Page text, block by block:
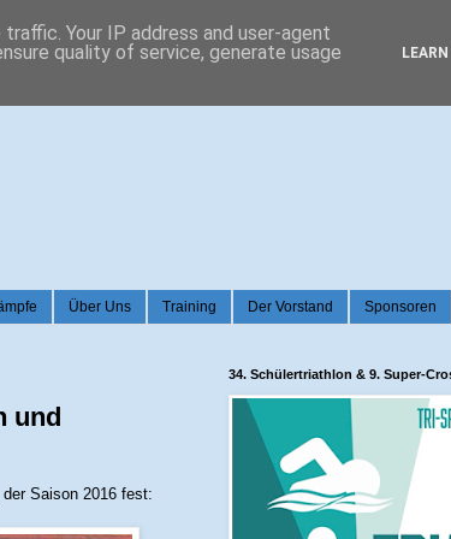
Über Uns Training Der Vorstand Sponsoren
und
Saison 2016 fest:
34. Schülertriathlon & 9. Super-
Your IP address and user-agent
quality of service, generate usage